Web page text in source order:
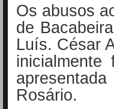
Os abusos
de
Luís. César
inicialmente
Rosário.